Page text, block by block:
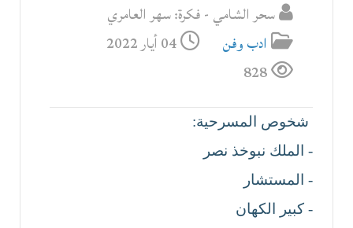
سحر الشامي - فكرة: سهر العامري
ادب وفن
04 أيار 2022
828
شخوص المسرحية:
- الملك نبوخذ نصر
- المستشار
- كبير الكهان